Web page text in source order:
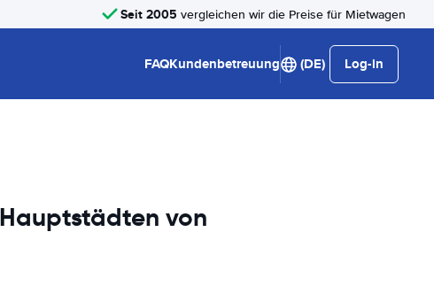
Seit 2005 vergleichen wir die Preise für Mietwagen
FAQKundenbetreuung (DE) Log-in
von